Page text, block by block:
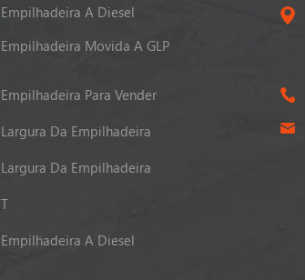
Empilhadeira A Diesel
Empilhadeira Movida A GLP
Empilhadeira Para Vender
Largura Da Empilhadeira
Largura Da Empilhadeira
T
Empilhadeira A Diesel